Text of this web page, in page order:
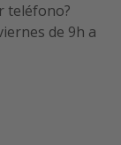
teléfono?
de 9h a